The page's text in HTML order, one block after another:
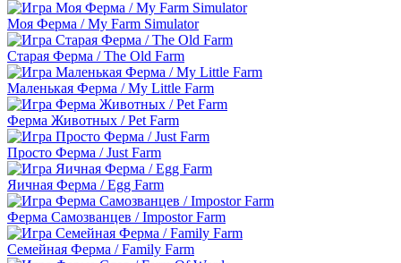
Моя Ферма / My Farm Simulator
Старая Ферма / The Old Farm
Маленькая Ферма / My Little Farm
Ферма Животных / Pet Farm
Просто Ферма / Just Farm
Яичная Ферма / Egg Farm
Ферма Самозванцев / Impostor Farm
Семейная Ферма / Family Farm